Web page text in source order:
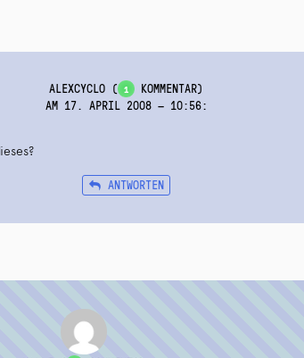
ALEXCYCLO ( 1
KOMMENTAR)
AM 17. APRIL 2008 — 10:56:
ANTWORTEN